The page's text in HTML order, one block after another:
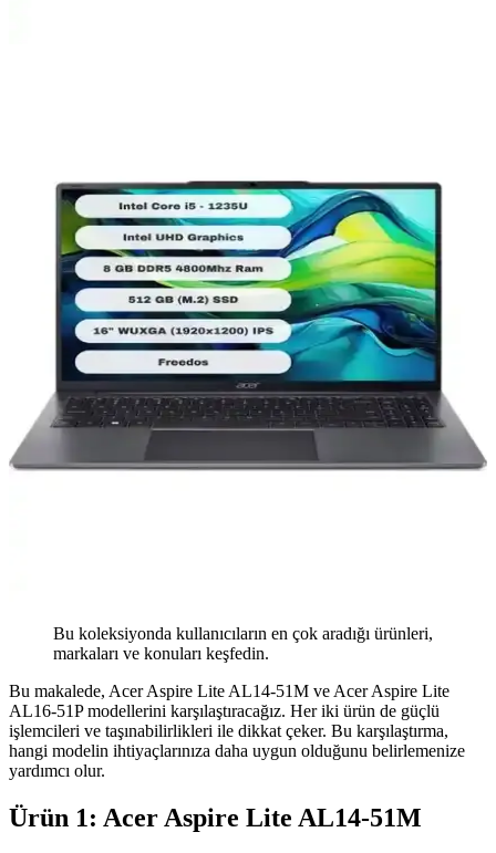
Bu koleksiyonda kullanıcıların en çok aradığı ürünleri,
markaları ve konuları keşfedin.
Bu makalede, Acer Aspire Lite AL14-51M ve Acer Aspire Lite
AL16-51P modellerini karşılaştıracağız. Her iki ürün de güçlü
işlemcileri ve taşınabilirlikleri ile dikkat çeker. Bu karşılaştırma,
hangi modelin ihtiyaçlarınıza daha uygun olduğunu belirlemenize
yardımcı olur.
Ürün 1: Acer Aspire Lite AL14-51M